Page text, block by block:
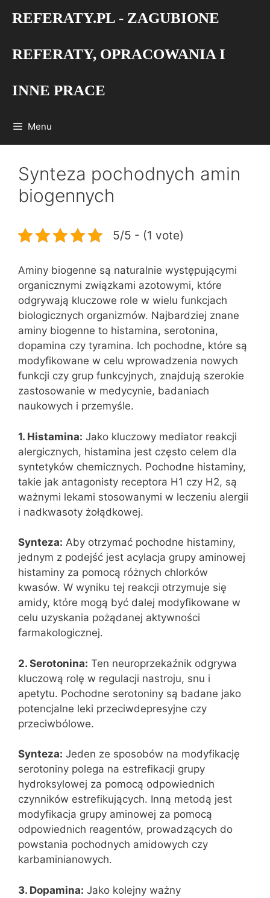
REFERATY.PL - ZAGUBIONE
REFERATY, OPRACOWANIA I
INNE PRACE
Menu
Synteza pochodnych amin
biogennych
5/5 - (1 vote)
Aminy biogenne są naturalnie występującymi
organicznymi związkami azotowymi, które
odgrywają kluczowe role w wielu funkcjach
biologicznych organizmów. Najbardziej znane
aminy biogenne to histamina, serotonina,
dopamina czy tyramina. Ich pochodne, które są
modyfikowane w celu wprowadzenia nowych
funkcji czy grup funkcyjnych, znajdują szerokie
zastosowanie w medycynie, badaniach
naukowych i przemyśle.
1. Histamina: Jako kluczowy mediator reakcji
alergicznych, histamina jest często celem dla
syntetyków chemicznych. Pochodne histaminy,
takie jak antagonisty receptora H1 czy H2, są
ważnymi lekami stosowanymi w leczeniu alergii
i nadkwasoty żołądkowej.
Synteza: Aby otrzymać pochodne histaminy,
jednym z podejść jest acylacja grupy aminowej
histaminy za pomocą różnych chlorków
kwasów. W wyniku tej reakcji otrzymuje się
amidy, które mogą być dalej modyfikowane w
celu uzyskania pożądanej aktywności
farmakologicznej.
2. Serotonina: Ten neuroprzekaźnik odgrywa
kluczową rolę w regulacji nastroju, snu i
apetytu. Pochodne serotoniny są badane jako
potencjalne leki przeciwdepresyjne czy
przeciwbólowe.
Synteza: Jeden ze sposobów na modyfikację
serotoniny polega na estrefikacji grupy
hydroksylowej za pomocą odpowiednich
czynników estrefikujących. Inną metodą jest
modyfikacja grupy aminowej za pomocą
odpowiednich reagentów, prowadzących do
powstania pochodnych amidowych czy
karbaminianowych.
3. Dopamina: Jako kolejny ważny